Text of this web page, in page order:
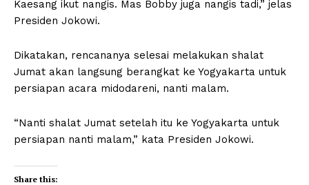
Kaesang ikut nangis. Mas Bobby juga nangis tadi,” jelas
Presiden Jokowi.
Dikatakan, rencananya selesai melakukan shalat
Jumat akan langsung berangkat ke Yogyakarta untuk
persiapan acara midodareni, nanti malam.
“Nanti shalat Jumat setelah itu ke Yogyakarta untuk
persiapan nanti malam,” kata Presiden Jokowi.
Share this: